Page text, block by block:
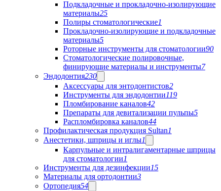
Подкладочные и прокладочно-изолирующие
материалы25
Полиры стоматологические1
Прокладочно-изолирующие и подкладочные
материалы5
Роторные инструменты для стоматологии90
Стоматологические полировочные,
финирующие материалы и инструменты7
Эндодонтия230
Аксессуары для энтодонтистов2
Инструменты для эндодонтии119
Пломбирование каналов42
Препараты для девитализации пульпы5
Распломбировка каналов44
Профилактическая продукция Sultan1
Анестетики, шприцы и иглы1
Карпульные и интралигаментарные шприцы
для стоматологии1
Инструменты для дезинфекции15
Материалы для ортодонтии3
Ортопедия54